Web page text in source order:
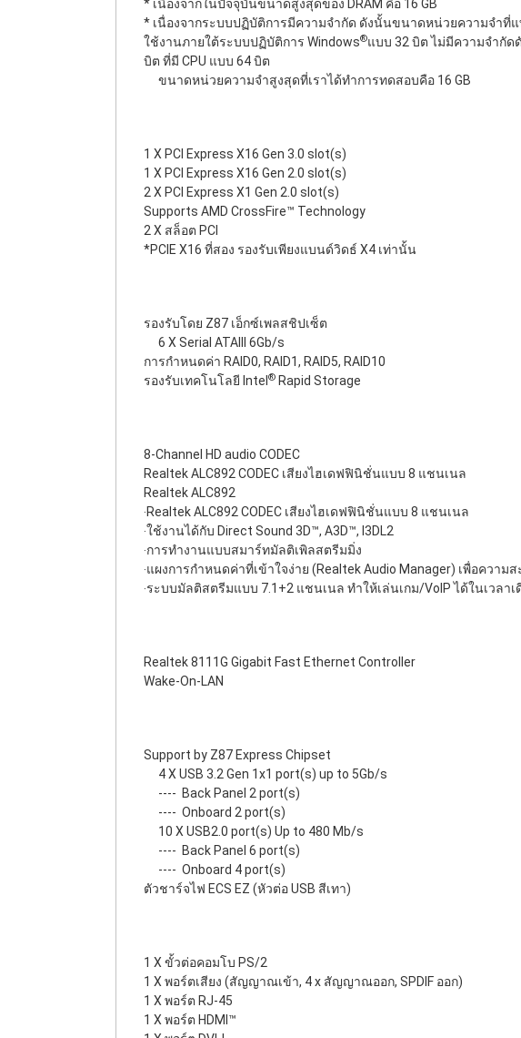
* เนื่องจากในปัจจุบันขนาดสูงสุดของ DRAM คือ 16 GB
* เนื่องจากระบบปฏิบัติการมีความจำกัด ดังนั้นขนาดหน่วยความจำที่แ
ใช้งานภายใต้ระบบปฏิบัติการ Windows®แบบ 32 บิต ไม่มีความจำกัด
บิต ที่มี CPU แบบ 64 บิต
ขนาดหน่วยความจำสูงสุดที่เราได้ทำการทดสอบคือ 16 GB
1 X PCI Express X16 Gen 3.0 slot(s)
1 X PCI Express X16 Gen 2.0 slot(s)
2 X PCI Express X1 Gen 2.0 slot(s)
Supports AMD CrossFire™ Technology
2 X สล็อต PCI
*PCIE X16 ที่สอง รองรับเพียงแบนด์วิดธ์ X4 เท่านั้น
รองรับโดย Z87 เอ็กซ์เพลสชิปเซ็ต
6 X Serial ATAIII 6Gb/s
การกำหนดค่า RAID0, RAID1, RAID5, RAID10
รองรับเทคโนโลยี Intel ® Rapid Storage
8-Channel HD audio CODEC
Realtek ALC892 CODEC เสียงไฮเดฟฟินิชั่นแบบ 8 แชนเนล
Realtek ALC892
‧Realtek ALC892 CODEC เสียงไฮเดฟฟินิชั่นแบบ 8 แชนเนล
‧ใช้งานได้กับ Direct Sound 3D™, A3D™, I3DL2
‧การทำงานแบบสมาร์ทมัลติเพิลสตรีมมิ่ง
‧แผงการกำหนดค่าที่เข้าใจง่าย (Realtek Audio Manager) เพื่อความ
‧ระบบมัลติสตรีมแบบ 7.1+2 แชนเนล ทำให้เล่นเกม/VoIP ได้ในเวลาเ
Realtek 8111G Gigabit Fast Ethernet Controller
Wake-On-LAN
Support by Z87 Express Chipset
4 X USB 3.2 Gen 1x1 port(s) up to 5Gb/s
---- Back Panel 2 port(s)
---- Onboard 2 port(s)
10 X USB2.0 port(s) Up to 480 Mb/s
---- Back Panel 6 port(s)
---- Onboard 4 port(s)
ตัวชาร์จไฟ ECS EZ (หัวต่อ USB สีเทา)
1 X ขั้วต่อคอมโบ PS/2
1 X พอร์ตเสียง (สัญญาณเข้า, 4 x สัญญาณออก, SPDIF ออก)
1 X พอร์ต RJ-45
1 X พอร์ต HDMI™